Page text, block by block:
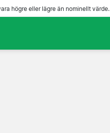
högre eller lägre än nominellt värde.